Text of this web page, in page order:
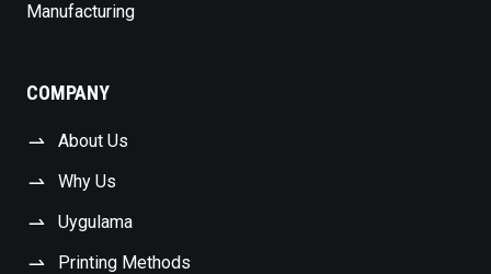
Manufacturing
COMPANY
About Us
Why Us
Uygulama
Printing Methods